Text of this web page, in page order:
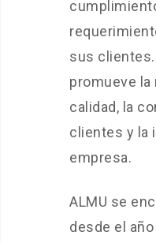
sus clientes.
promueve la
calidad, la
clientes y la
empresa.
ALMU se
desde el año